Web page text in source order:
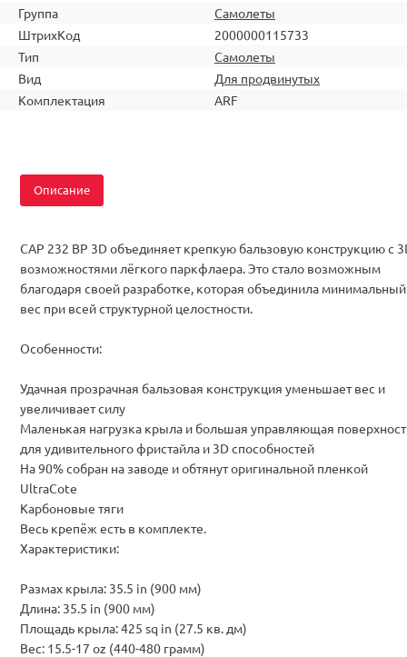
Группа
Самолеты
ШтрихКод
2000000115733
Тип
Самолеты
Вид
Для продвинутых
Комплектация
ARF
Описание
CAP 232 BP 3D объединяет крепкую бальзовую конструкцию с
возможностями лёгкого паркфлаера. Это стало возможным
благодаря своей разработке, которая объединила минимальный
вес при всей структурной целостности.
Особенности:
Удачная прозрачная бальзовая конструкция уменьшает вес и
увеличивает силу
Маленькая нагрузка крыла и большая управляющая
для удивительного фристайла и 3D способностей
На 90% собран на заводе и обтянут оригинальной пленкой
UltraCote
Карбоновые тяги
Весь крепёж есть в комплекте.
Характеристики:
Размах крыла: 35.5 in (900 мм)
Длина: 35.5 in (900 мм)
Площадь крыла: 425 sq in (27.5 кв. дм)
Вес: 15.5-17 oz (440-480 грамм)